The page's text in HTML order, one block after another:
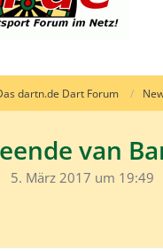
dartn.de Dart Forum
van
5. März 2017 um 19:49